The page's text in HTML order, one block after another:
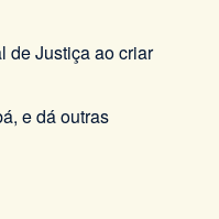
de Justiça ao criar
e dá outras